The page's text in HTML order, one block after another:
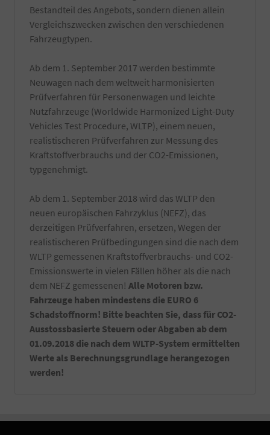
Angestellten
durchgeführt.
produktionsseitigen
Rückständen.
Es
hochwertige
Reiniger
verwendet
und
natürlich
nur
von
Hand
gewaschen.
kurz
vor
Fahrzeugabholung
bzw.
Fahrzeugübergabe.
-
Notfallset
Verbandsmaterial,
Warndreieck,
Maske,
Warnweste)
Ein
Satz
Bestandteil des Angebots, sondern dienen allein
Vergleichszwecken zwischen den verschiedenen
Fahrzeugtypen.
Ab dem 1. September 2017 werden bestimmte
Neuwagen nach dem weltweit harmonisierten
Prüfverfahren für Personenwagen und leichte
Nutzfahrzeuge (Worldwide Harmonized Light-Duty
Vehicles Test Procedure, WLTP), einem neuen,
realistischeren Prüfverfahren zur Messung des
Kraftstoffverbrauchs und der CO2-Emissionen,
typgenehmigt.
Ab dem 1. September 2018 wird das WLTP den
neuen europäischen Fahrzyklus (NEFZ), das
derzeitigen Prüfverfahren, ersetzen, Wegen der
realistischeren Prüfbedingungen sind die nach dem
WLTP gemessenen Kraftstoffverbrauchs- und CO2-
Emissionswerte in vielen Fällen höher als die nach
dem NEFZ gemessenen! Alle Motoren bzw.
Fahrzeuge haben mindestens die EURO 6
Schadstoffnorm! Bitte beachten Sie, dass für CO2-
Ausstossbasierte Steuern oder Abgaben ab dem
01.09.2018 die nach dem WLTP-System ermittelten
Werte als Berechnungsgrundlage herangezogen
werden!